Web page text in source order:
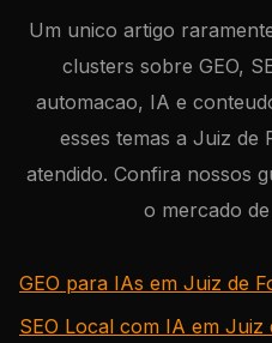
Um unico artigo
clusters sobre GEO,
automacao, IA e
esses temas a Juiz de
atendido. Confira nossos
o mercado
GEO para IAs em Juiz de
SEO Local com IA em Juiz